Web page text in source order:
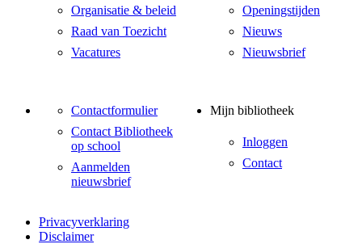
Organisatie & beleid
Raad van Toezicht
Vacatures
Openingstijden
Nieuws
Nieuwsbrief
Contactformulier
Contact Bibliotheek
op school
Aanmelden
nieuwsbrief
Mijn bibliotheek
Inloggen
Contact
Privacyverklaring
Disclaimer